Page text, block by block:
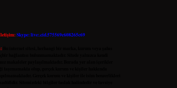
Skype: live:.cid.575569c608265c69